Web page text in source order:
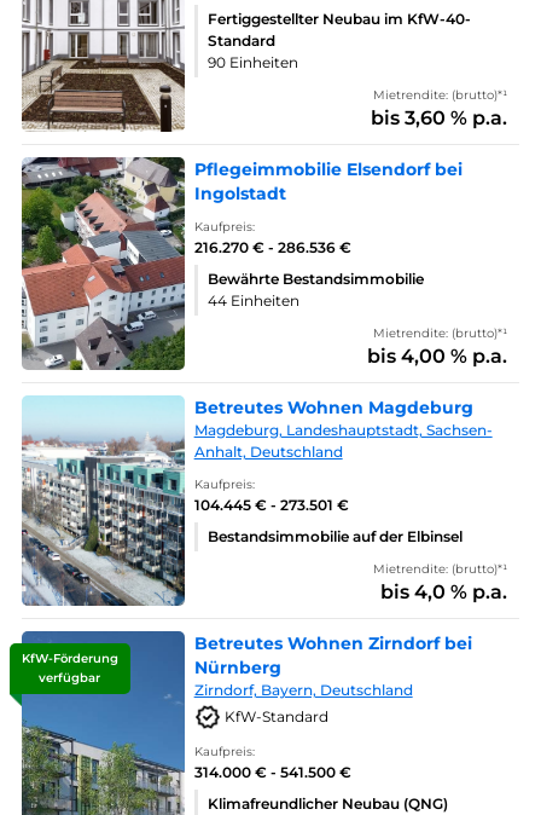
Fertiggestellter Neubau im KfW-40-
Standard
90 Einheiten
Mietrendite: (brutto)*¹
bis 3,60 % p.a.
Pflegeimmobilie Elsendorf bei
Ingolstadt
Kaufpreis:
216.270 € - 286.536 €
Bewährte Bestandsimmobilie
44 Einheiten
Mietrendite: (brutto)*¹
bis 4,00 % p.a.
Betreutes Wohnen Magdeburg
Magdeburg, Landeshauptstadt, Sachsen-
Anhalt, Deutschland
Kaufpreis:
104.445 € - 273.501 €
Bestandsimmobilie auf der Elbinsel
Mietrendite: (brutto)*¹
bis 4,0 % p.a.
KfW-Förderung
verfügbar
Betreutes Wohnen Zirndorf bei
Nürnberg
Zirndorf, Bayern, Deutschland
KfW-Standard
Kaufpreis:
314.000 € - 541.500 €
Klimafreundlicher Neubau (QNG)